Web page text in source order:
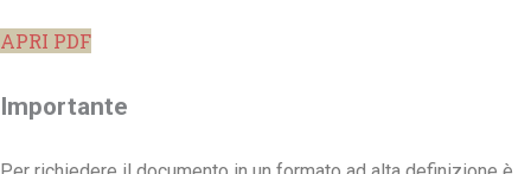
APRI PDF
Importante